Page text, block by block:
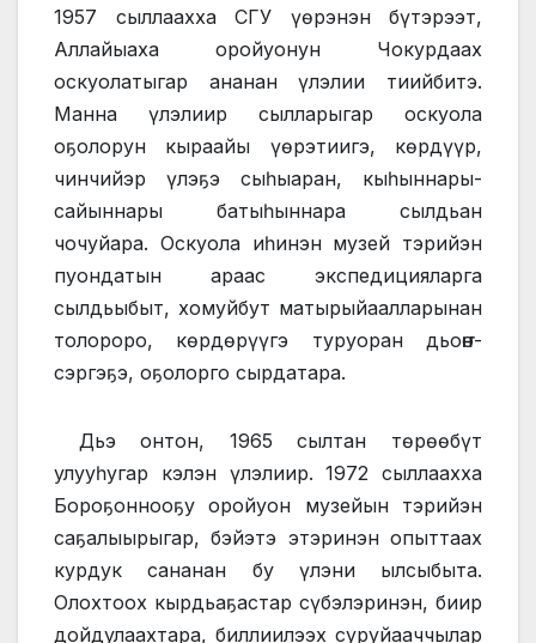
1957 сыллаахха СГУ үөрэнэн бүтэрээт,
Аллайыаха оройуонун Чокурдаах
оскуолатыгар ананан үлэлии тиийбитэ.
Манна үлэлиир сылларыгар оскуола
оҕолорун кыраайы үөрэтиигэ, көрдүүр,
чинчийэр үлэҕэ сыһыаран, кыһыннары-
сайыннары батыһыннара сылдьан
чочуйара. Оскуола иһинэн музей тэрийэн
пуондатын араас экспедицияларга
сылдьыбыт, хомуйбут матырыйаалларынан
толороро, көрдөрүүгэ туруоран дьоҥҥо-
сэргэҕэ, оҕолорго сырдатара.
Дьэ онтон, 1965 сылтан төрөөбүт
улууһугар кэлэн үлэлиир. 1972 сыллаахха
Бороҕоннооҕу оройуон музейын тэрийэн
саҕалыырыгар, бэйэтэ этэринэн опыттаах
курдук сананан бу үлэни ылсыбыта.
Олохтоох кырдьаҕастар сүбэлэринэн, биир
дойдулаахтара, биллиилээх суруйааччылар